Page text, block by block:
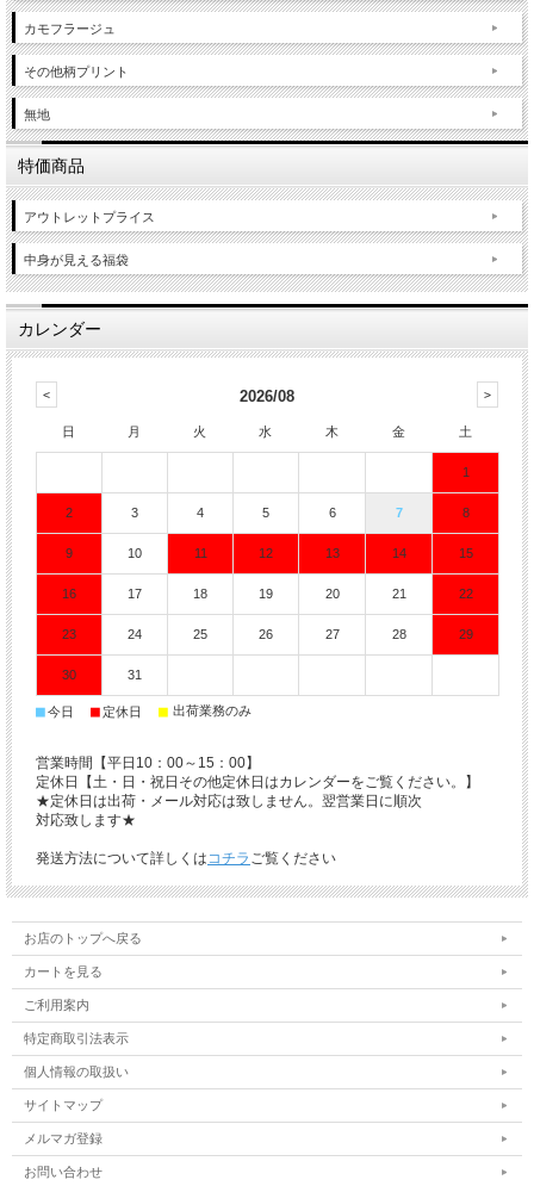
カモフラージュ
その他柄プリント
無地
特価商品
アウトレットプライス
中身が見える福袋
カレンダー
2026/08
日 月 火 水 木 金 土
1
2 3 4 5 6 7 8
9 10 11 12 13 14 15
16 17 18 19 20 21 22
23 24 25 26 27 28 29
30 31
■今日 ■ 定休日 ■ 出荷業務のみ
営業時間【平日10：00～15：00】
定休日【土・日・祝日その他定休日はカレンダーをご覧ください。】
★定休日は出荷・メール対応は致しません。翌営業日に順次
対応致します★
発送方法について詳しくは コチラ ご覧ください
お店のトップへ戻る
カートを見る
ご利用案内
特定商取引法表示
個人情報の取扱い
サイトマップ
メルマガ登録
お問い合わせ